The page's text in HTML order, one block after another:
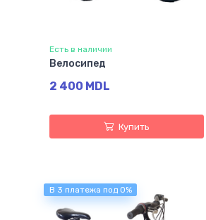
Есть в наличии
Велосипед
2 400 MDL
Купить
В 3 платежа под 0%